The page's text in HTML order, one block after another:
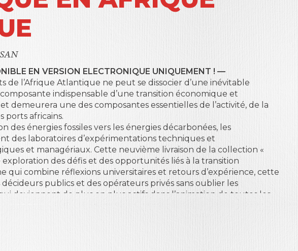
EN VERSION ELECTRONIQUE UNIQUEMENT ! —
de l’Afrique Atlantique ne peut se dissocier d’une inévitable
indispensable d’une transition économique et
demeurera une des composantes essentielles de l’activité, de la
ports africains.
des énergies fossiles vers les énergies décarbonées, les
des laboratoires d’expérimentations techniques et
et managériaux. Cette neuvième livraison de la collection «
des défis et des opportunités liés à la transition
qui combine réflexions universitaires et retours d’expérience, cette
publics et des opérateurs privés sans oublier les
deviennent de plus en plus actifs dans l’animation de toutes les